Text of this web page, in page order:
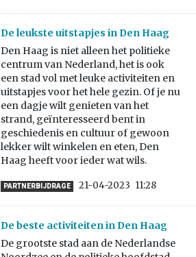
De leukste uitstapjes in Den Haag
Den Haag is niet alleen het politieke
centrum van Nederland, het is ook
een stad vol met leuke activiteiten en
uitstapjes voor het hele gezin. Of je nu
een dagje wilt genieten van het
strand, geïnteresseerd bent in
geschiedenis en cultuur of gewoon
lekker wilt winkelen en eten, Den
Haag heeft voor ieder wat wils.
PARTNERBIJDRAGE 21-04-2023 11:28
De beste activiteiten in Den Haag
De grootste stad aan de Nederlandse